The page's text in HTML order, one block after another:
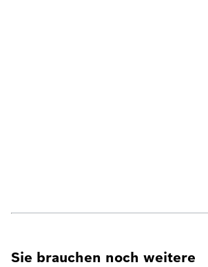
Sie brauchen noch weitere